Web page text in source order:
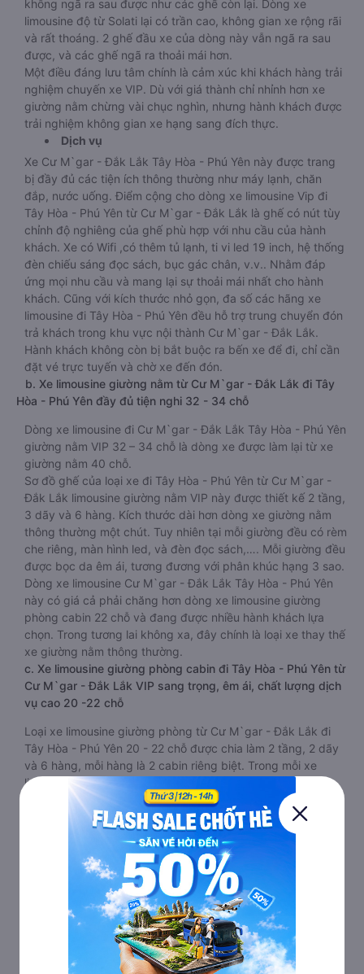
không ngã ra sau được như các ghế còn lại. Dòng xe
limousine độ từ Solati lại có trần cao, không gian xe rộng rãi
và rất thoáng. 2 ghế đầu xe của dòng này vẫn ngã ra sau
được, và các ghế ngã ra thoải mái hơn.
Một điều đáng lưu tâm chính là cảm xúc khi khách hàng trải
nghiệm chuyến xe VIP. Dù với giá thành chỉ nhỉnh hơn xe
giường nằm chừng vài chục nghìn, nhưng hành khách được
trải nghiệm không gian xe hạng sang đích thực.
Dịch vụ
Xe Cư M`gar - Đắk Lắk Tây Hòa - Phú Yên này được trang
bị đầy đủ các tiện ích thông thường như máy lạnh, chăn
đắp, nước uống. Điểm cộng cho dòng xe limousine Vip đi
Tây Hòa - Phú Yên từ Cư M`gar - Đắk Lắk là ghế có nút tùy
chỉnh độ nghiêng của ghế phù hợp với nhu cầu của hành
khách. Xe có Wifi ,có thêm tủ lạnh, ti vi led 19 inch, hệ thống
đèn chiếu sáng đọc sách, bục gác chân, v.v.. Nhằm đáp
ứng mọi nhu cầu và mang lại sự thoải mái nhất cho hành
khách. Cũng với kích thước nhỏ gọn, đa số các hãng xe
limousine đi Tây Hòa - Phú Yên đều hỗ trợ trung chuyển đón
trả khách trong khu vực nội thành Cư M`gar - Đắk Lắk.
Hành khách không còn bị bắt buộc ra bến xe để đi, chỉ cần
đặt vé trực tuyến và chờ xe đến đón.
b. Xe limousine giường nằm từ Cư M`gar - Đắk Lắk đi Tây
Hòa - Phú Yên đầy đủ tiện nghi 32 - 34 chỗ
Dòng xe limousine đi Cư M`gar - Đắk Lắk Tây Hòa - Phú Yên
giường nằm VIP 32 – 34 chỗ là dòng xe được làm lại từ xe
giường nằm 40 chỗ.
Sơ đồ ghế của loại xe đi Tây Hòa - Phú Yên từ Cư M`gar -
Đắk Lắk limousine giường nằm VIP này được thiết kế 2 tầng,
3 dãy và 6 hàng. Kích thước dài hơn dòng xe giường nằm
thông thường một chút. Tuy nhiên tại mỗi giường đều có rèm
che riêng, màn hình led, và đèn đọc sách,…. Mỗi giường đều
được bọc da êm ái, tương đương với phân khúc hạng 3 sao.
Dòng xe limousine Cư M`gar - Đắk Lắk Tây Hòa - Phú Yên
này có giá cả phải chăng hơn dòng xe limousine giường
phòng cabin 22 chỗ và đang được nhiều hành khách lựa
chọn. Trong tương lai không xa, đây chính là loại xe thay thế
xe giường nằm thông thường.
c. Xe limousine giường phòng cabin đi Tây Hòa - Phú Yên từ
Cư M`gar - Đắk Lắk VIP sang trọng, êm ái, chất lượng dịch
vụ cao 20 -22 chỗ
Loại xe limousine giường phòng từ Cư M`gar - Đắk Lắk đi
Tây Hòa - Phú Yên 20 - 22 chỗ được chia làm 2 tầng, 2 dãy
và 6 hàng, mỗi hàng là 2 cabin riêng biệt. Trong mỗi xe
limousine Cư M`gar - Đắk Lắk Tây Hòa - Phú Yên cabin
được trang bị rất nhiều tiện ích phục vụ hành khách suốt
hành trình.
Mỗi phòng, cabin đều có gối nằm rời, có gối ôm, có cái mền
to hơn và dây an toàn seat belt. Giường rộng và dài hơn hai
loại trên, có thể lăn lộn thoải mái. Đặc biệt là hệ thống
massage sẽ giúp bạn thư giãn trong những giờ nằm xe Cư
M`gar - Đắk Lắk đến Tây Hòa - Phú Yên dài. Bảng điều
khiển chính nằm ngay cạnh đầu để tiện tay tuỳ chỉnh gồm:
một cái nút to đùng để gọi tiếp viên, 2 cổng USB , 1 jack
cắm 3.5mm và 3 cái nút có biểu tượng nguồn dùng để
tắt/mở dàn đèn chính của buồng nằm chạy dọc trên đầu,